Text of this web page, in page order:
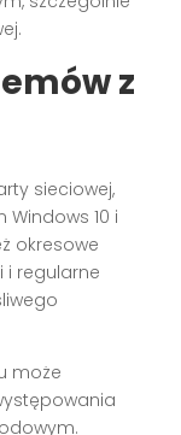
z
sieciowej,
10 i
okresowe
i regularne
może